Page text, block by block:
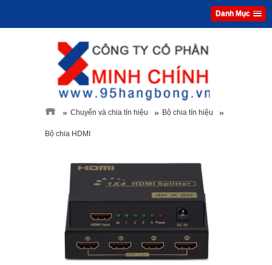
Danh Mục
» Chuyển và chia tín hiệu » Bộ chia tín hiệu »
Bộ chia HDMI